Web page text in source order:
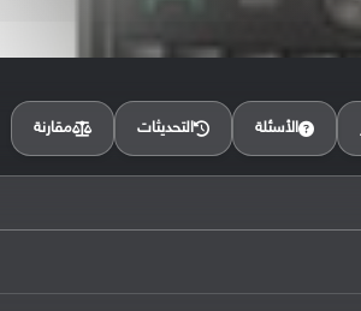
الأسئلة التحديثات مقارنة